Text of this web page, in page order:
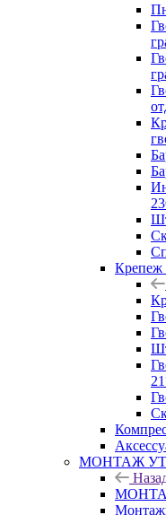
Крепеж
МОНТАЖ